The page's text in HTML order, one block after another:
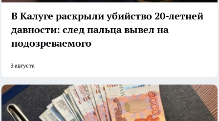
В Калуге раскрыли убийство 20-летней
давности: след пальца вывел на
подозреваемого
3 августа